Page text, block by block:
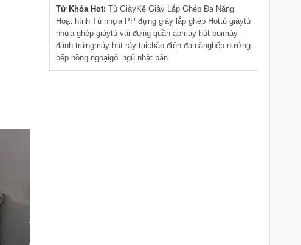
Từ Khóa Hot: Tủ GiàyKệ Giày Lắp Ghép Đa Năng
Hoạt hình Tủ nhựa PP đựng giày lắp ghép Hottủ giàytủ
nhựa ghép giàytủ vải đựng quần áomáy hút bụimáy
đánh trứngmáy hút ráy taichảo điện đa năngbếp nướng
bếp hồng ngoạigối ngủ nhật bản